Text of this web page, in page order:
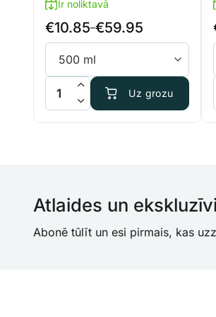
Ir noliktavā
€10.85–€59.95
Price
range:
€10.85
through
€59.95
Terra Aquatica TriPart Micro
Uz grozu
Atlaides un
Abonē tūlīt un esi pirmais, kas